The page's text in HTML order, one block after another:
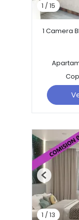
1 / 15
1 Camera
1 /13
Previous